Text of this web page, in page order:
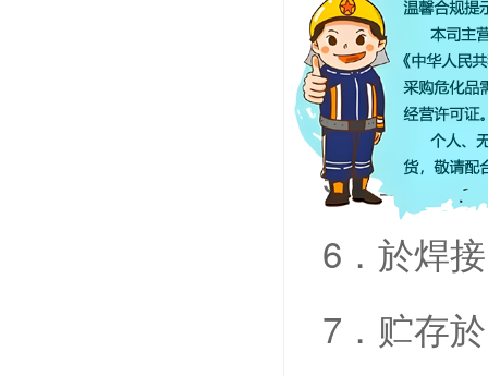
3．在通
4．须备
5．空的
6．於焊
7．贮存